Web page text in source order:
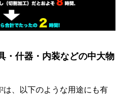
・什器・内装などの中大物
は、以下のような用途にも有